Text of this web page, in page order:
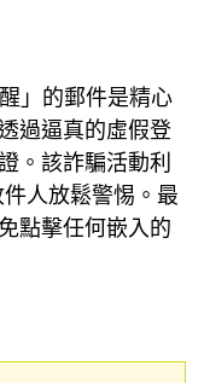
」的郵件是精心
過逼真的虛假登
。該詐騙活動利
人放鬆警惕。最
點擊任何嵌入的